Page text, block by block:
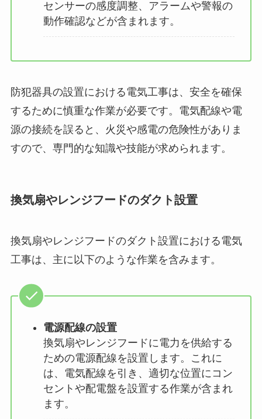
センサーの感度調整、アラームや警報の
動作確認などが含まれます。
防犯器具の設置における電気工事は、安全を確保
するために慎重な作業が必要です。電気配線や電
源の接続を誤ると、火災や感電の危険性がありま
すので、専門的な知識や技能が求められます。
換気扇やレンジフードのダクト設置
換気扇やレンジフードのダクト設置における電気
工事は、主に以下のような作業を含みます。
電源配線の設置
換気扇やレンジフードに電力を供給する
ための電源配線を設置します。これに
は、電気配線を引き、適切な位置にコン
セントや配電盤を設置する作業が含まれ
ます。